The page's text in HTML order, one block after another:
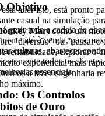
Objetivo
gerir toda a cadeia de
até à venda, para
culturas, abastecer
todos os
essenciais.
Os Controlos
a ler isto, está pronto
casual na simulação
Martcomo um
"diversão" ou "passar o
rentabilidade, explorar o
exponencial mais
a fazer engenharia
máximo.
de Ouro